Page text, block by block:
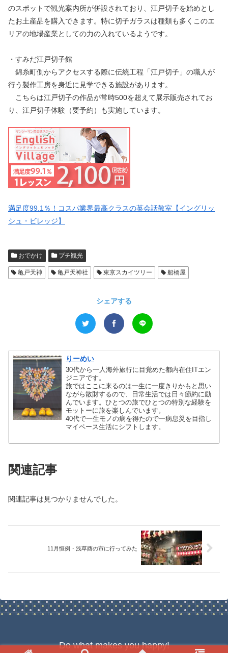
のスポットで観光案内所が併設されており、江戸切子を始めとし
たお土産品を購入できます。特に切子ガラスは種類も多くこのエ
リアの地場産業としての力の入れているようです。
・すみだ江戸切子館
錦糸町側からアクセスする際に伝統工程「江戸切子」の職人が
行う製作工房を身近に見学できる施設があります。
こちらは江戸切子の作品が常時500を超えて展示販売されてお
り、江戸切子体験（要予約）も実施しています。
満足度99.1％！コスパ業界最高クラスの英会話教室【イングリッ
シュ・ビレッジ】
おでかけ プチ観光
亀戸天神 亀戸天神社 東京スカイツリー 船橋屋
シェアする
りーめい
30代から一人海外旅行に目覚めた都内在住ITエン
ジニアです。
旅ではここに来るのは一生に一度きりかもと思い
ながら散財するので、日常生活では日々節約に励
んでいます。ひとつの旅でひとつの特別な経験を
モットーに旅を楽しんでいます。
40代で一生モノの病を得たので一病息災を目指し
マイペース生活にシフトします。
関連記事
関連記事は見つかりませんでした。
11月恒例・浅草酉の市に行ってみた
Do what makes you happy!